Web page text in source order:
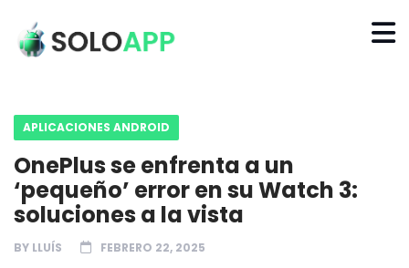
APLICACIONES ANDROID
OnePlus se enfrenta a un
‘pequeño’ error en su Watch 3:
soluciones a la vista
BY LLUÍS FEBRERO 22, 2025